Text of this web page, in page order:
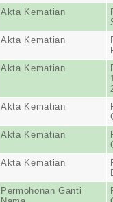
Akta Kematian
Akta Kematian
Akta Kematian
Akta Kematian
Akta Kematian
Akta Kematian
Permohonan Ganti